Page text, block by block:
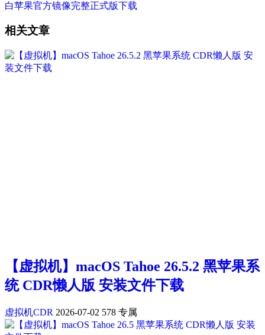
白苹果官方镜像完整正式版下载
相关文章
【虚拟机】macOS Tahoe 26.5.2 黑苹果系
统 CDR懒人版 安装文件下载
虚拟机CDR 2026-07-02 578 专属